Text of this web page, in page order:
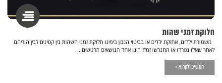
חלוקת זמני שהות
משמורת ילדים, אחזקת ילדים או בביטוי הנכון בימינו חלוקת זמני השהות בין קטינים לבין הוריהם
לאחר שאלו נפרדו או התגרשו זמ"ז הינו אחד הנושאים הרגישים...
המשיכו לקרוא >